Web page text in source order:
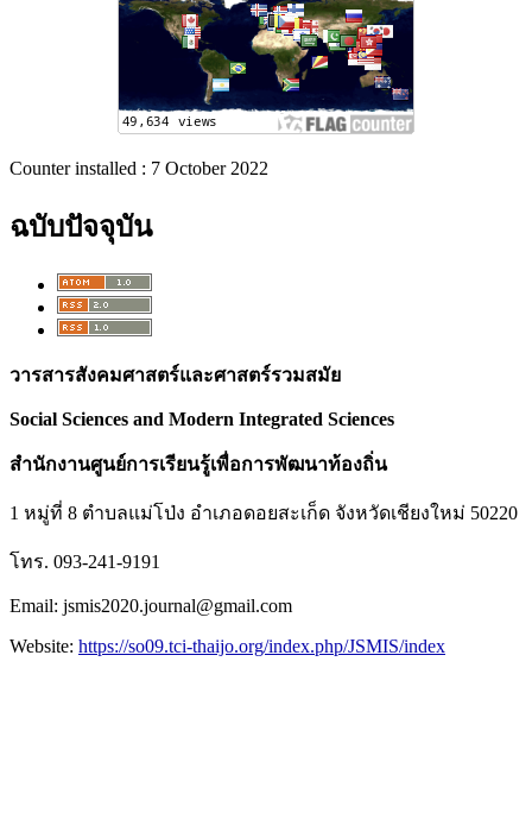
Counter installed : 7 October 2022
ฉบับปัจจุบัน
วารสารสังคมศาสตร์และศาสตร์รวมสมัย
Social Sciences and Modern Integrated Sciences
สำนักงานศูนย์การเรียนรู้เพื่อการพัฒนาท้องถิ่น
1 หมู่ที่ 8 ตำบลแม่โป่ง อำเภอดอยสะเก็ด จังหวัดเชียงใหม่ 50220
โทร. 093-241-9191
Email: jsmis2020.journal@gmail.com
Website: https://so09.tci-thaijo.org/index.php/JSMIS/index